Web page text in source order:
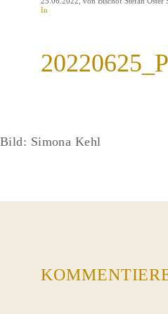
In
Bild: Simona Kehl